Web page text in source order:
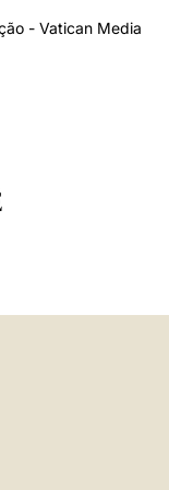
- Vatican Media